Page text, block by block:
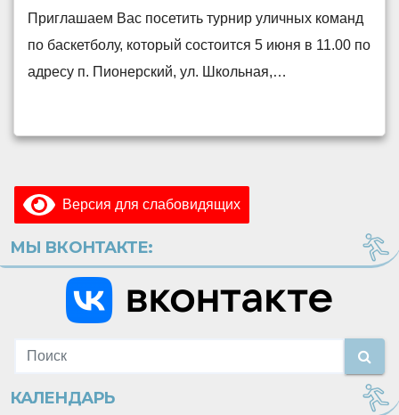
Приглашаем Вас посетить турнир уличных команд
по баскетболу, который состоится 5 июня в 11.00 по
адресу п. Пионерский, ул. Школьная,…
Версия для слабовидящих
МЫ ВКОНТАКТЕ:
КАЛЕНДАРЬ